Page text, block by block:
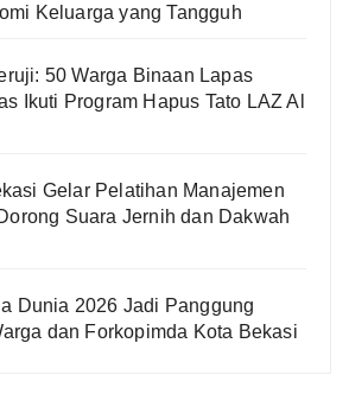
Keluarga yang Tangguh
50 Warga Binaan Lapas
Ikuti Program Hapus Tato LAZ Al
Gelar Pelatihan Manajemen
Suara Jernih dan Dakwah
Dunia 2026 Jadi Panggung
dan Forkopimda Kota Bekasi